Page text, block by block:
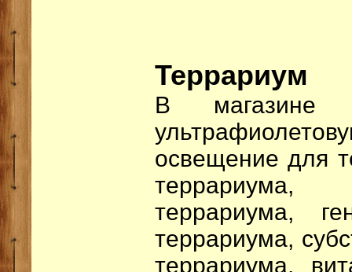
Террариум
В магазине
освещение для
террариума,
террариума,
террариума,
террариума,